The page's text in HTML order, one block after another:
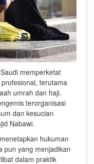
memperketat
terutama
umrah dan haji.
terorganisasi
dan kesucian
Nabawi.
hukuman
pun yang menjadikan
dalam praktik